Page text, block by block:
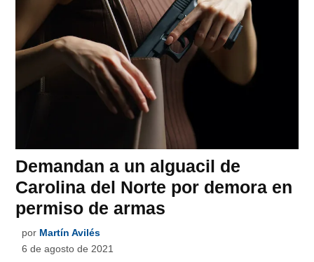
Demandan a un alguacil de
Carolina del Norte por demora en
permiso de armas
por Martín Avilés
6 de agosto de 2021